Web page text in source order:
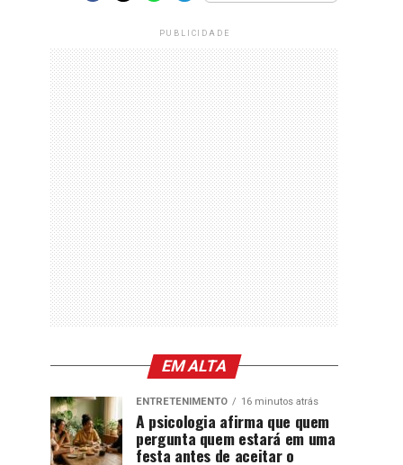
PUBLICIDADE
EM ALTA
ENTRETENIMENTO 16 minutos atrás
A psicologia afirma que quem
pergunta quem estará em uma
festa antes de aceitar o